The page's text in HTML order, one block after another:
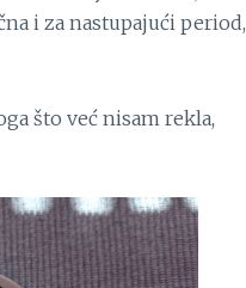
i za nastupajući period,
što već nisam rekla,